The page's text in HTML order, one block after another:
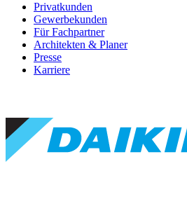
Privatkunden
Gewerbekunden
Für Fachpartner
Architekten & Planer
Presse
Karriere